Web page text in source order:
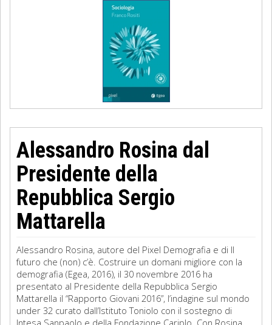
Alessandro Rosina dal
Presidente della
Repubblica Sergio
Mattarella
Alessandro Rosina, autore del Pixel Demografia e di Il
futuro che (non) c’è. Costruire un domani migliore con la
demografia (Egea, 2016), il 30 novembre 2016 ha
presentato al Presidente della Repubblica Sergio
Mattarella il “Rapporto Giovani 2016”, l’indagine sul mondo
under 32 curato dall’Istituto Toniolo con il sostegno di
Intesa Sanpaolo e della Fondazione Cariplo. Con Rosina, ...